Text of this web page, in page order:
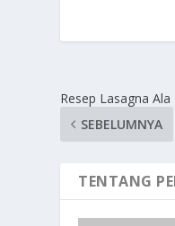
Resep Lasagna
SEBELUMNYA
TENTANG